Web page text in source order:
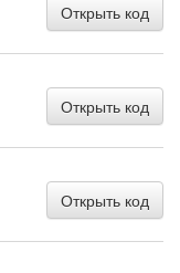
Открыть код
Открыть код
Открыть код